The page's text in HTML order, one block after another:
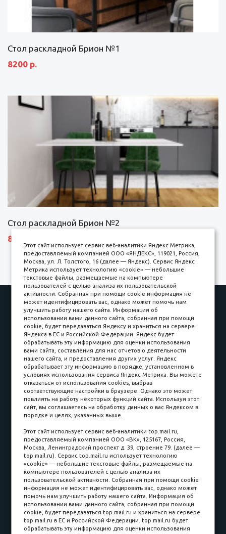
Стол раскладной Брион №1
8200 р.
Стол раскладной Брион №2
8690 р.
Наши работы
Оплата
Доставка и сборка
Гарантии
Карьера в компании
Контакты
Принимаем к оплате
Наличные
пл. Соляная, 6, стр. 16
8 (3822) 60-70-30
8 (3822) 50-39-09
8 (3822) 22-77-68
8 (3822) 50-48-50
8 (3822) 65-42-10
Этот сайт использует сервис веб-аналитики Яндекс Метрика,
предоставляемый компанией ООО «ЯНДЕКС», 119021, Россия,
Москва, ул. Л. Толстого, 16 (далее — Яндекс). Сервис Яндекс
Метрика использует технологию «cookie» — небольшие
текстовые файлы, размещаемые на компьютере
пользователей с целью анализа их пользовательской
активности. Собранная при помощи cookie информация не
может идентифицировать вас, однако может помочь нам
улучшить работу нашего сайта. Информация об
использовании вами данного сайта, собранная при помощи
cookie, будет передаваться Яндексу и храниться на сервере
Яндекса в ЕС и Российской Федерации. Яндекс будет
обрабатывать эту информацию для оценки использования
вами сайта, составления для нас отчетов о деятельности
нашего сайта, и предоставления других услуг. Яндекс
обрабатывает эту информацию в порядке, установленном в
условиях использования сервиса Яндекс Метрика. Вы можете
отказаться от использования cookies, выбрав
соответствующие настройки в браузере. Однако это может
повлиять на работу некоторых функций сайта. Используя этот
сайт, вы соглашаетесь на обработку данных о вас Яндексом в
порядке и целях, указанных выше.
Этот сайт использует сервис веб-аналитики top.mail.ru,
предоставляемый компанией ООО «ВК», 125167, Россия,
Москва, Ленинградский проспект д. 39, строение 79. (далее —
top.mail.ru). Сервис top.mail.ru использует технологию
«cookie» — небольшие текстовые файлы, размещаемые на
компьютере пользователей с целью анализа их
пользовательской активности. Собранная при помощи cookie
информация не может идентифицировать вас, однако может
помочь нам улучшить работу нашего сайта. Информация об
использовании вами данного сайта, собранная при помощи
cookie, будет передаваться top.mail.ru и храниться на сервере
top.mail.ru в ЕС и Российской Федерации. top.mail.ru будет
обрабатывать эту информацию для оценки использования